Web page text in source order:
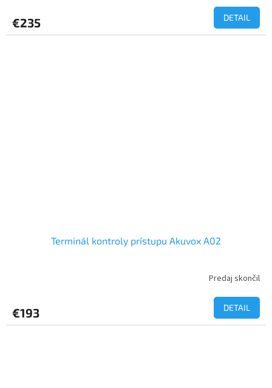
€235 DETAIL
Terminál kontroly prístupu Akuvox A02
Predaj skončil
€193 DETAIL